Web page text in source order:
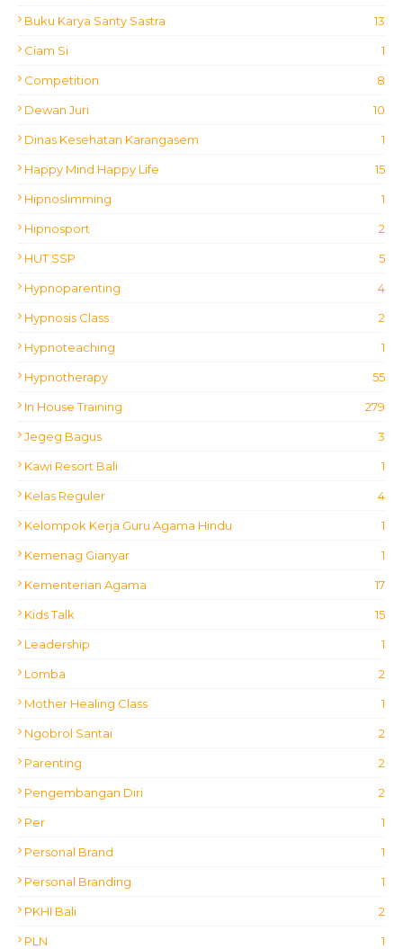
Buku Karya Santy Sastra 13
Ciam Si 1
Competition 8
Dewan Juri 10
Dinas Kesehatan Karangasem 1
Happy Mind Happy Life 15
Hipnoslimming 1
Hipnosport 2
HUT SSP 5
Hypnoparenting 4
Hypnosis Class 2
Hypnoteaching 1
Hypnotherapy 55
In House Training 279
Jegeg Bagus 3
Kawi Resort Bali 1
Kelas Reguler 4
Kelompok Kerja Guru Agama Hindu 1
Kemenag Gianyar 1
Kementerian Agama 17
Kids Talk 15
Leadership 1
Lomba 2
Mother Healing Class 1
Ngobrol Santai 2
Parenting 2
Pengembangan Diri 2
Per 1
Personal Brand 1
Personal Branding 1
PKHI Bali 2
PLN 1